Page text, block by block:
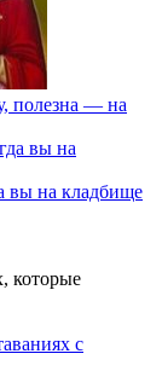
полезна — на
вы на кладбище
которые